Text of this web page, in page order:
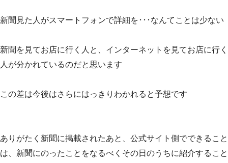
新聞見た人がスマートフォンで詳細を･･･なんてことは少ない
新聞を見てお店に行く人と、インターネットを見てお店に行く
人が分かれているのだと思います
この差は今後はさらにはっきりわかれると予想です
ありがたく新聞に掲載されたあと、公式サイト側でできること
は、新聞にのったことをなるべくその日のうちに紹介すること